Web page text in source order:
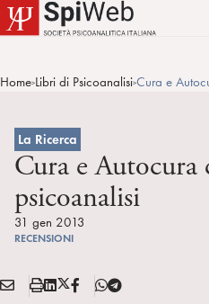
Home>Libri di Psicoanalisi>Cura e
La Ricerca
Cura e Autocura
psicoanalisi
31 gen 2013
RECENSIONI
Condividi:
E
S L X F
T